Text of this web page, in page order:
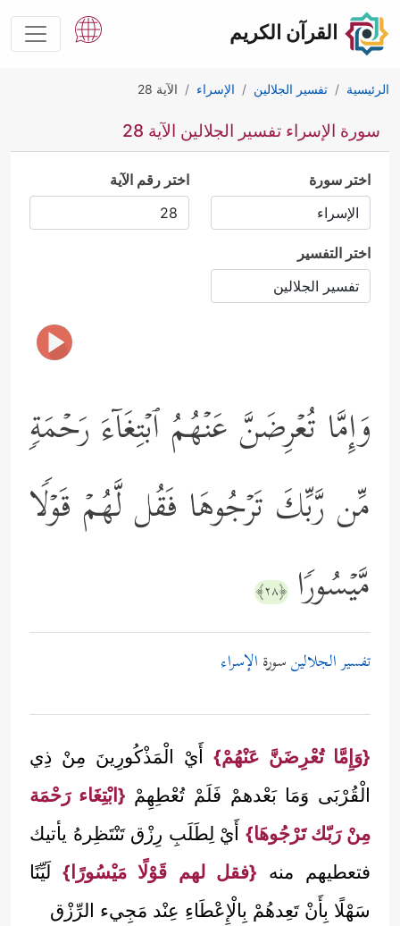
القرآن الكريم
الرئيسية تفسير الجلالين الإسراء الآية 28
سورة الإسراء تفسير الجلالين الآية 28
اختر سورة اختر رقم الآية
اختر التفسير
وَإِمَّا تُعۡرِضَنَّ عَنۡهُمُ ٱبۡتِغَاۤءَ رَحۡمَةࣲ
مِّن رَّبِّكَ تَرۡجُوهَا فَقُل لَّهُمۡ قَوۡلࣰا
مَّیۡسُورࣰا ﴿٢٨﴾
تفسير الجلالينسورة الإسراء
{وَإِمَّا تُعْرِضَنَّ عَنْهُمْ} أَيْ الْمَذْكُورِينَ مِنْ ذِي
الْقُرْبَى وَمَا بَعْدهمْ فَلَمْ تُعْطِهِمْ {ابْتِغَاء رَحْمَة
مِنْ رَبّك تَرْجُوهَا} أَيْ لِطَلَبِ رِزْق تَنْتَظِرهُ يأتيك
فتعطيهم منه {فقل لهم قَوْلًا مَيْسُورًا}لَيِّنًا
سَهْلًا بِأَنْ تَعِدهُمْ بِالْإِعْطَاءِ عِنْد مَجِيء الرِّزْق